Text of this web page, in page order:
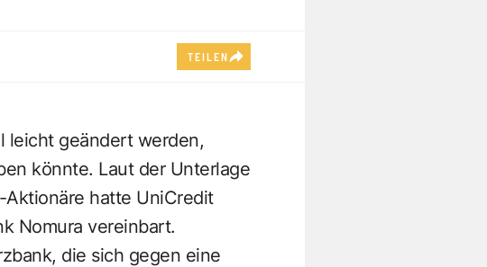
TEILEN
leicht geändert werden,
könnte. Laut der Unterlage
hatte UniCredit
Nomura vereinbart.
die sich gegen eine